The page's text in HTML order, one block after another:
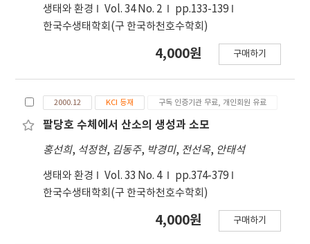
food web and artificial vegetation island are
installed in polluted and ecologically
disturbed areas. These methods are not
perfectly solving the environmental
problems, and they are acting as alternative
methods for clean up of polluted and
restoration of disturbed ecosystems.
해 및 제거를 위한 운전조건은 H2O2는 150 mL로 정
량 주입하고, pH는 5.5~6.0, 온도는 12~16℃로 일정
간은 30~40분이 최적 조건이었으며 그리고 같은 반
결정이었다.
생태와 환경 Vol. 34 No. 2
pp.133-139
한국수생태학회(구 한국하천호수학회)
4,000원 구매하기
2000.12 KCI 등재 구독 인증기관 무료, 개인회원 유료
팔당호 수체에서 산소의 생성과 소모
홍선희, 석정현, 김동주, 박경미, 전선옥, 안태석
생태와 환경 Vol. 33 No. 4
pp.374-379
한국수생태학회(구 한국하천호수학회)
4,000원 구매하기